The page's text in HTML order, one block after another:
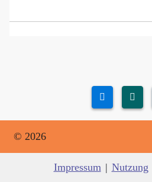
© 2026
Impressum | Nutzung